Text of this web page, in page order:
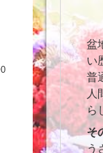
0
盆
い
普
人
ら
そ
う